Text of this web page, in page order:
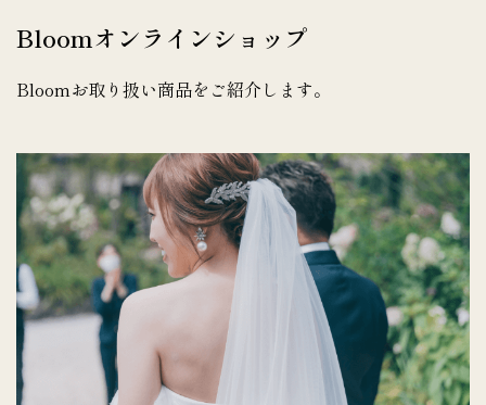
Bloomオンラインショップ
Bloomお取り扱い商品をご紹介します。